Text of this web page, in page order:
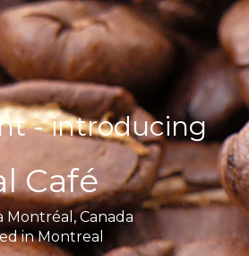
- introducing
Café
Montréal, Canada
in Montreal